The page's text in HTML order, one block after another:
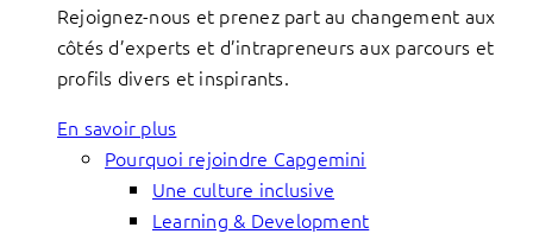
Rejoignez-nous et prenez part au changement aux
côtés d’experts et d’intrapreneurs aux parcours et
profils divers et inspirants.
En savoir plus
Pourquoi rejoindre Capgemini
Une culture inclusive
Learning & Development